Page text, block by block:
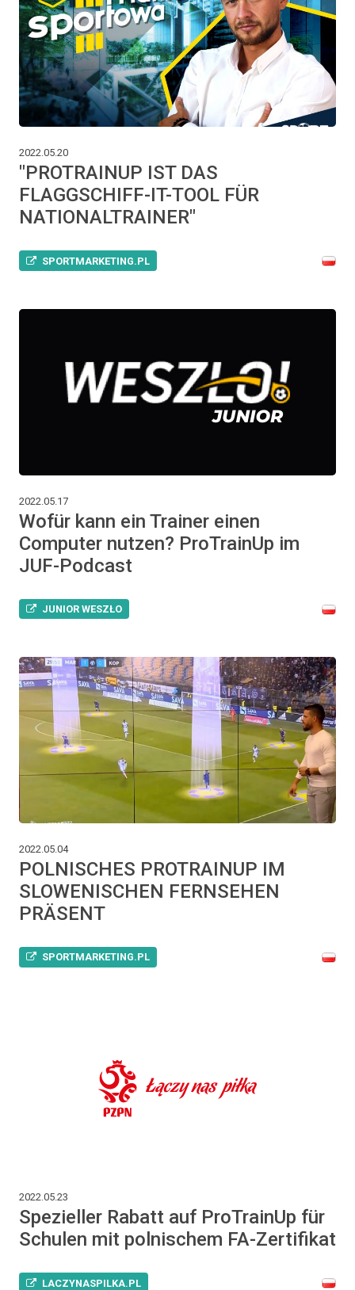
2022.05.20
"PROTRAINUP IST DAS
FLAGGSCHIFF-IT-TOOL FÜR
NATIONALTRAINER"
SPORTMARKETING.PL
2022.05.17
Wofür kann ein Trainer einen
Computer nutzen? ProTrainUp im
JUF-Podcast
JUNIOR WESZŁO
2022.05.04
POLNISCHES PROTRAINUP IM
SLOWENISCHEN FERNSEHEN
PRÄSENT
SPORTMARKETING.PL
2022.05.23
Spezieller Rabatt auf ProTrainUp für
Schulen mit polnischem FA-Zertifikat
LACZYNASPILKA.PL